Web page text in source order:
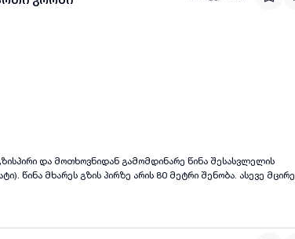
და მოთხოვნიდან გამომდინარე წინა შესასვლელის
წინა მხარეს გზის პირზე არის 80 მეტრი შენობა. ასევე მცირე